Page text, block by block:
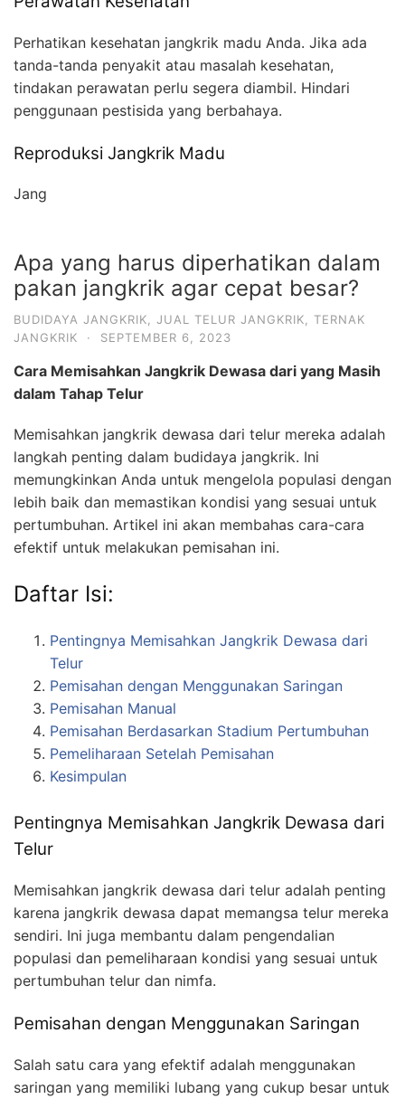
Perhatikan kesehatan jangkrik madu Anda. Jika ada
tanda-tanda penyakit atau masalah kesehatan,
tindakan perawatan perlu segera diambil. Hindari
penggunaan pestisida yang berbahaya.
Reproduksi Jangkrik Madu
Jang
Apa yang harus diperhatikan dalam
pakan jangkrik agar cepat besar?
BUDIDAYA JANGKRIK, JUAL TELUR JANGKRIK, TERNAK
JANGKRIK
· SEPTEMBER 6, 2023
Cara Memisahkan Jangkrik Dewasa dari yang Masih
dalam Tahap Telur
Memisahkan jangkrik dewasa dari telur mereka adalah
langkah penting dalam budidaya jangkrik. Ini
memungkinkan Anda untuk mengelola populasi dengan
lebih baik dan memastikan kondisi yang sesuai untuk
pertumbuhan. Artikel ini akan membahas cara-cara
efektif untuk melakukan pemisahan ini.
Daftar Isi:
Pentingnya Memisahkan Jangkrik Dewasa dari
Telur
Pemisahan dengan Menggunakan Saringan
Pemisahan Manual
Pemisahan Berdasarkan Stadium Pertumbuhan
Pemeliharaan Setelah Pemisahan
Kesimpulan
Pentingnya Memisahkan Jangkrik Dewasa dari
Telur
Memisahkan jangkrik dewasa dari telur adalah penting
karena jangkrik dewasa dapat memangsa telur mereka
sendiri. Ini juga membantu dalam pengendalian
populasi dan pemeliharaan kondisi yang sesuai untuk
pertumbuhan telur dan nimfa.
Pemisahan dengan Menggunakan Saringan
Salah satu cara yang efektif adalah menggunakan
saringan yang memiliki lubang yang cukup besar untuk